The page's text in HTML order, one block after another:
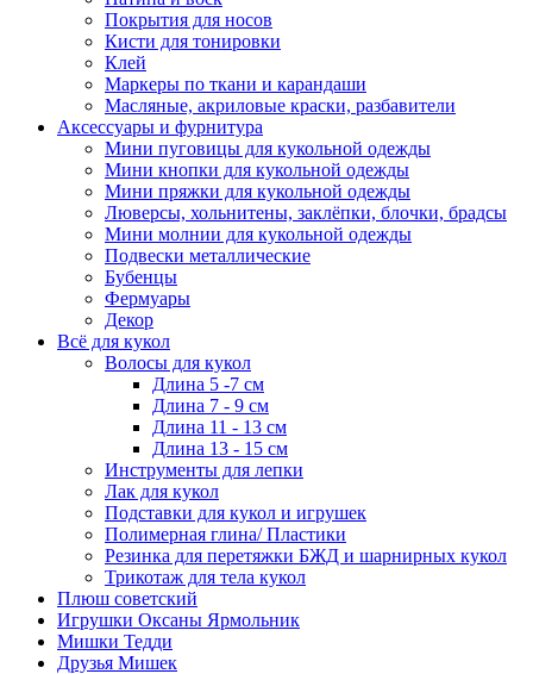
Покрытия для носов
Кисти для тонировки
Клей
Маркеры по ткани и карандаши
Масляные, акриловые краски, разбавители
Аксессуары и фурнитура
Мини пуговицы для кукольной одежды
Мини кнопки для кукольной одежды
Мини пряжки для кукольной одежды
Люверсы, хольнитены, заклёпки, блочки, брадсы
Мини молнии для кукольной одежды
Подвески металлические
Бубенцы
Фермуары
Декор
Всё для кукол
Волосы для кукол
Длина 5 -7 см
Длина 7 - 9 см
Длина 11 - 13 см
Длина 13 - 15 см
Инструменты для лепки
Лак для кукол
Подставки для кукол и игрушек
Полимерная глина/ Пластики
Резинка для перетяжки БЖД и шарнирных кукол
Трикотаж для тела кукол
Плюш советский
Игрушки Оксаны Ярмольник
Мишки Тедди
Друзья Мишек